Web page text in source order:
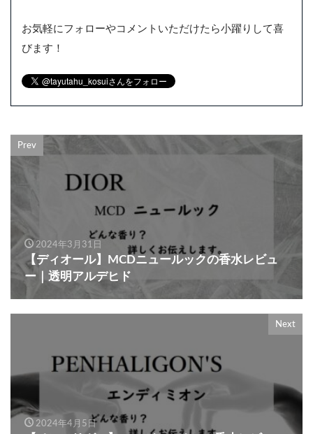
お気軽にフォローやコメントいただけたら小躍りして喜
びます！
Prev
2024年3月31日
【ディオール】MCDニュールックの香水レビュ
ー｜透明アルデヒド
Next
2024年4月5日